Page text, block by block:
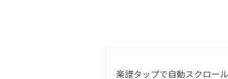
楽譜タップで自動スクロー